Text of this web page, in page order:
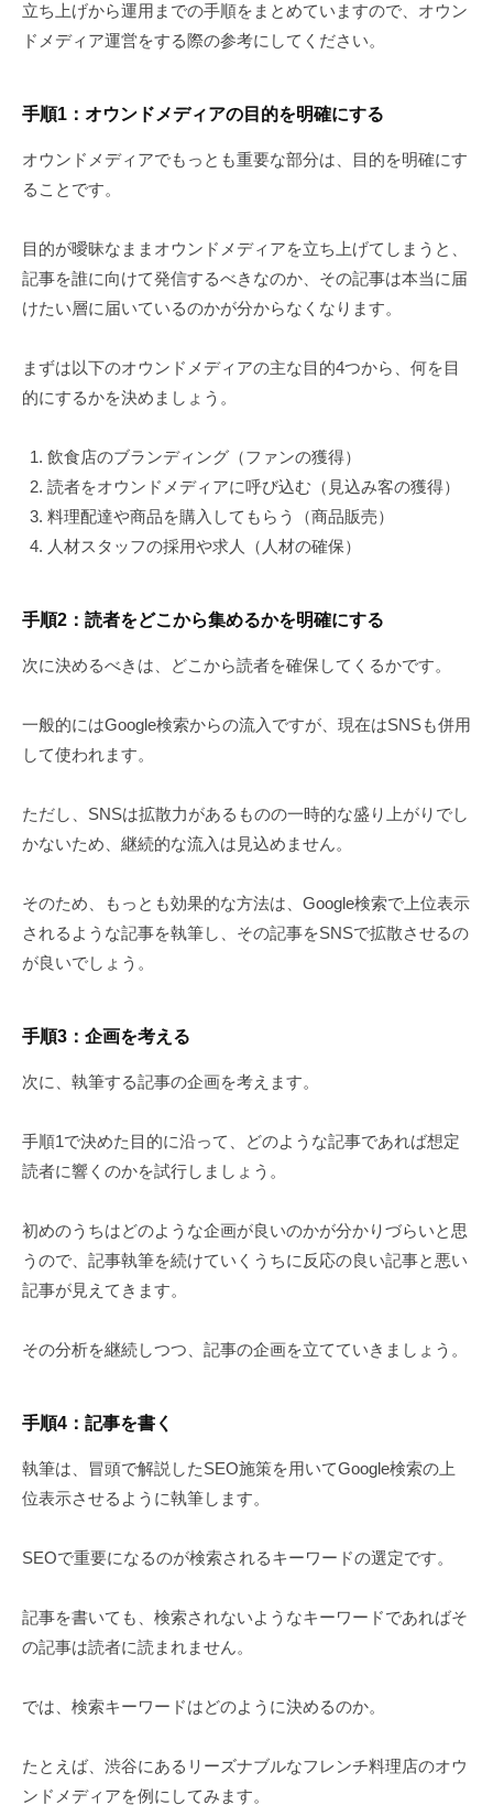
立ち上げから運用までの手順をまとめていますので、オウン
ドメディア運営をする際の参考にしてください。
手順1：オウンドメディアの目的を明確にする
オウンドメディアでもっとも重要な部分は、目的を明確にす
ることです。
目的が曖昧なままオウンドメディアを立ち上げてしまうと、
記事を誰に向けて発信するべきなのか、その記事は本当に届
けたい層に届いているのかが分からなくなります。
まずは以下のオウンドメディアの主な目的4つから、何を目
的にするかを決めましょう。
飲食店のブランディング（ファンの獲得）
読者をオウンドメディアに呼び込む（見込み客の獲得）
料理配達や商品を購入してもらう（商品販売）
人材スタッフの採用や求人（人材の確保）
手順2：読者をどこから集めるかを明確にする
次に決めるべきは、どこから読者を確保してくるかです。
一般的にはGoogle検索からの流入ですが、現在はSNSも併用
して使われます。
ただし、SNSは拡散力があるものの一時的な盛り上がりでし
かないため、継続的な流入は見込めません。
そのため、もっとも効果的な方法は、Google検索で上位表示
されるような記事を執筆し、その記事をSNSで拡散させるの
が良いでしょう。
手順3：企画を考える
次に、執筆する記事の企画を考えます。
手順1で決めた目的に沿って、どのような記事であれば想定
読者に響くのかを試行しましょう。
初めのうちはどのような企画が良いのかが分かりづらいと思
うので、記事執筆を続けていくうちに反応の良い記事と悪い
記事が見えてきます。
その分析を継続しつつ、記事の企画を立てていきましょう。
手順4：記事を書く
執筆は、冒頭で解説したSEO施策を用いてGoogle検索の上
位表示させるように執筆します。
SEOで重要になるのが検索されるキーワードの選定です。
記事を書いても、検索されないようなキーワードであればそ
の記事は読者に読まれません。
では、検索キーワードはどのように決めるのか。
たとえば、渋谷にあるリーズナブルなフレンチ料理店のオウ
ンドメディアを例にしてみます。